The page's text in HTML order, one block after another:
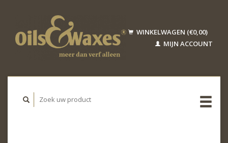
WINKELWAGEN (€0,00)
MIJN ACCOUNT